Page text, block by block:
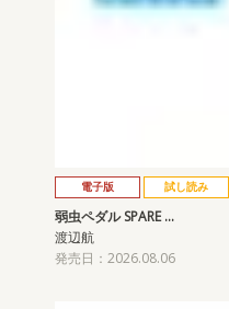
電子版 試し読み
弱虫ペダル SPARE …
渡辺航
発売日：2026.08.06